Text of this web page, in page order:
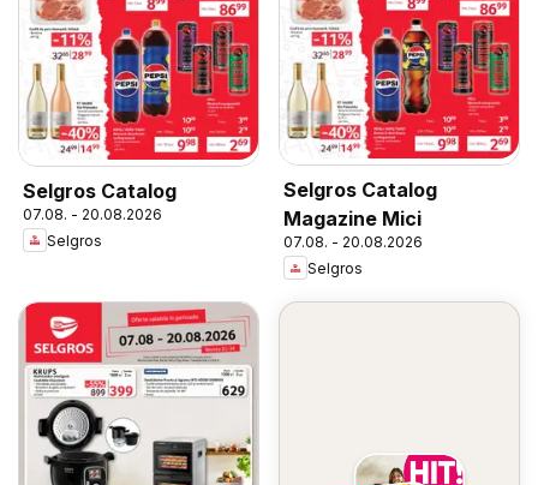
Selgros Catalog
07.08. - 20.08.2026
Selgros
Selgros Catalog
Magazine Mici
07.08. - 20.08.2026
Selgros